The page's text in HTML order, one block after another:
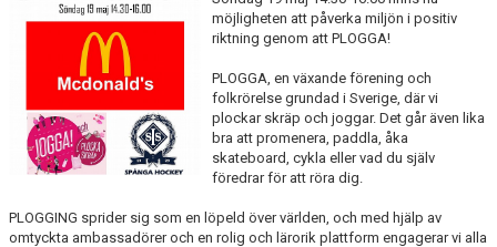
KONTAKT
DOKUMENT
ISTIDER
möjligheten att påverka miljön i positiv
riktning genom att PLOGGA!
PLOGGA, en växande förening och
folkrörelse grundad i Sverige, där vi
plockar skräp och joggar. Det går även lika
bra att promenera, paddla, åka
skateboard, cykla eller vad du själv
föredrar för att röra dig.
PLOGGING sprider sig som en löpeld över världen, och med hjälp av
omtyckta ambassadörer och en rolig och lärorik plattform engagerar vi alla